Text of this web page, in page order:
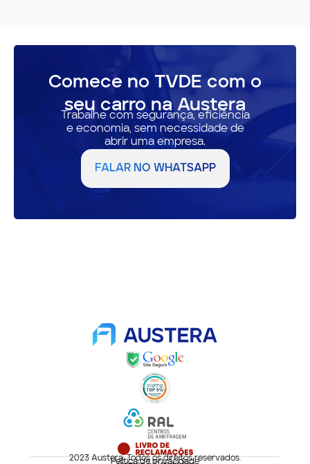
Comece no TVDE com o
seu carro na Austera
Trabalhe com segurança, eficiência
e economia, sem necessidade de
abrir uma empresa.
FALAR NO WHATSAPP
2023 Austera. Todos os direitos reservados.
Política de privacidade